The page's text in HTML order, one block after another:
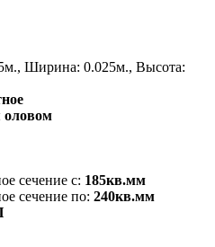
Ширина: 0.025м., Высота:
оловом
сечение с: 185кв.мм
сечение по: 240кв.мм